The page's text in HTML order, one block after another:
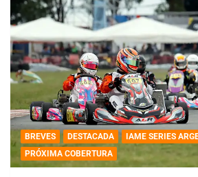
BREVES DESTACADA
IAME SERIES
PRÓXIMA COBERTURA